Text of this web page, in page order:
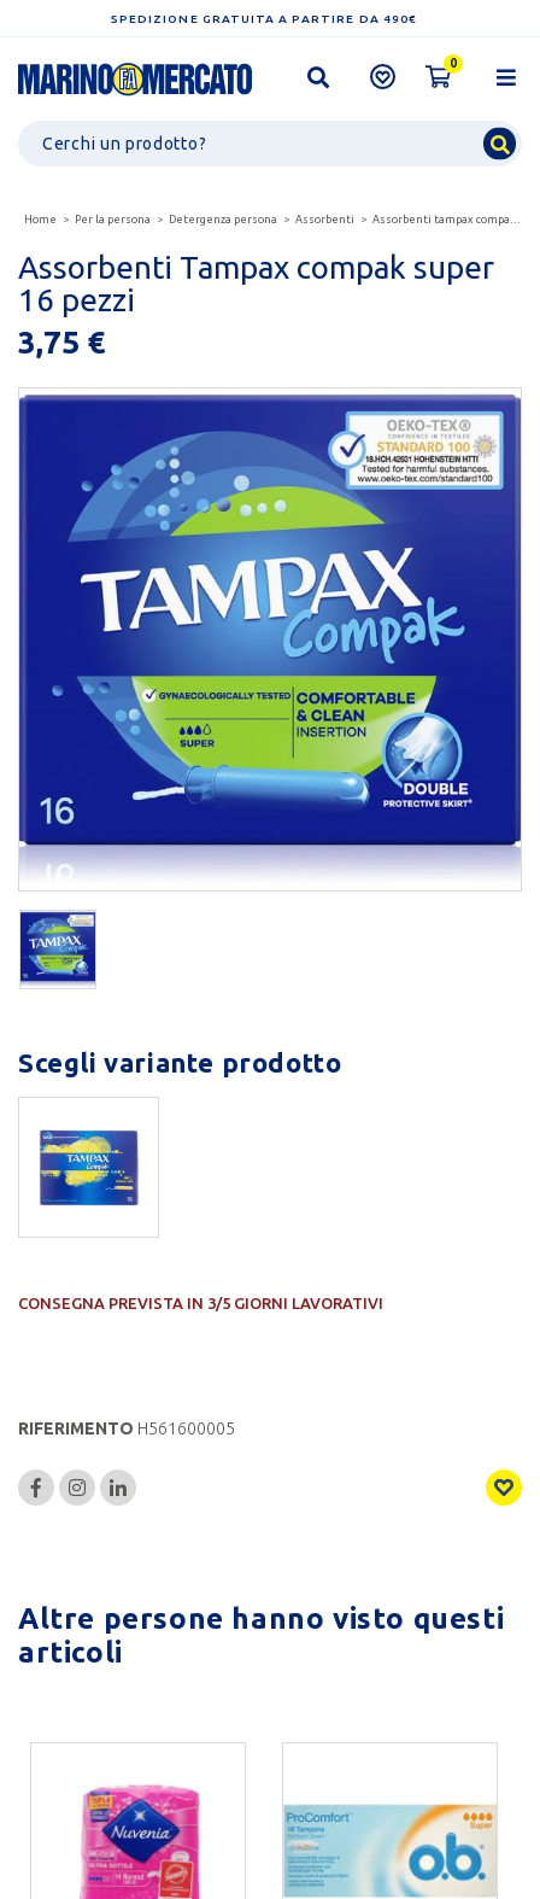
SPEDIZIONE GRATUITA A PARTIRE DA 490€
0
Home Per la persona Detergenza persona Assorbenti Assorbenti tampax compak super 16 pezzi
Assorbenti Tampax compak super
16 pezzi
3,75 €
Scegli variante prodotto
CONSEGNA PREVISTA IN 3/5 GIORNI LAVORATIVI
RIFERIMENTO H561600005
Altre persone hanno visto questi
articoli